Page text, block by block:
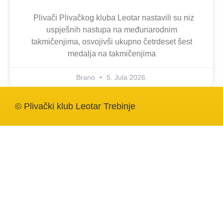
Plivači Plivačkog kluba Leotar nastavili su niz
uspješnih nastupa na međunarodnim
takmičenjima, osvojivši ukupno četrdeset šest
medalja na takmičenjima
Brano 5. Jula 2026.
© Plivački klub Leotar Trebinje